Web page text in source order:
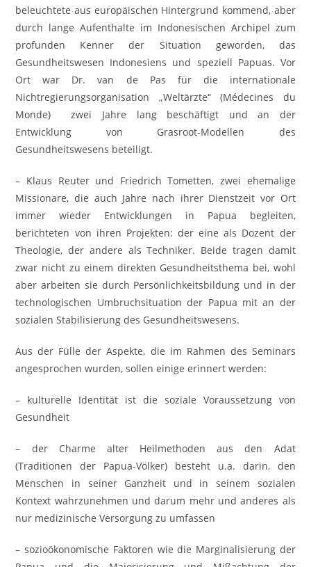
beleuchtete aus europäischen Hintergrund kommend, aber
durch lange Aufenthalte im Indonesischen Archipel zum
profunden Kenner der Situation geworden, das
Gesundheitswesen Indonesiens und speziell Papuas. Vor
Ort war Dr. van de Pas für die internationale
Nichtregierungsorganisation „Weltärzte“ (Médecines du
Monde) zwei Jahre lang beschäftigt und an der
Entwicklung von Grasroot-Modellen des
Gesundheitswesens beteiligt.
– Klaus Reuter und Friedrich Tometten, zwei ehemalige
Missionare, die auch Jahre nach ihrer Dienstzeit vor Ort
immer wieder Entwicklungen in Papua begleiten,
berichteten von ihren Projekten: der eine als Dozent der
Theologie, der andere als Techniker. Beide tragen damit
zwar nicht zu einem direkten Gesundheitsthema bei, wohl
aber arbeiten sie durch Persönlichkeitsbildung und in der
technologischen Umbruchsituation der Papua mit an der
sozialen Stabilisierung des Gesundheitswesens.
Aus der Fülle der Aspekte, die im Rahmen des Seminars
angesprochen wurden, sollen einige erinnert werden:
– kulturelle Identität ist die soziale Voraussetzung von
Gesundheit
– der Charme alter Heilmethoden aus den Adat
(Traditionen der Papua-Völker) besteht u.a. darin, den
Menschen in seiner Ganzheit und in seinem sozialen
Kontext wahrzunehmen und darum mehr und anderes als
nur medizinische Versorgung zu umfassen
– sozioökonomische Faktoren wie die Marginalisierung der